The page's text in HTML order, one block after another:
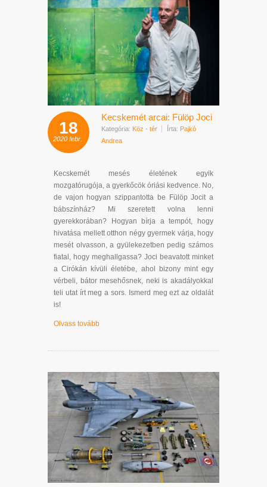
18
2020 febr.
Kecskemét arcai: Fülöp Joci
Kategória: Köz - tér Írta: Pajkó
Andrea
Kecskemét mesés életének egyik
mozgatórugója, a gyerkőcök óriási kedvence. No,
de vajon hogyan szippantotta be Fülöp Jocit a
bábszínház? Mi szeretett volna lenni
gyerekkorában? Hogyan bírja a tempót, hogy
hivatása mellett otthon négy gyermek várja, hogy
mesét olvasson, a gyülekezetben pedig számos
fiatal, hogy meghallgassa? Joci beavatott minket
a Cirókán kívüli életébe, ahol bizony mint egy
vérbeli, bátor mesehősnek, neki is akadályokkal
teli utat írt meg a sors. Ismerd meg ezt az oldalát
is!
Olvass tovább